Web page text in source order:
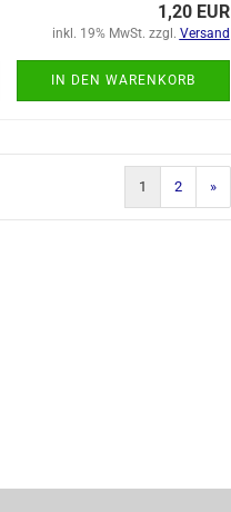
1,20 EUR
inkl. 19% MwSt. zzgl. Versand
IN DEN WARENKORB
1 2 »